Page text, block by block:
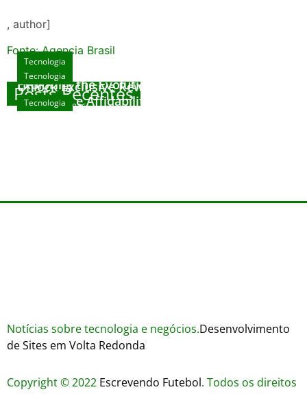
, author]
Fonte: Agencia Brasil
Posts Recentes
Tecnologia
Exploring the Evolution of Online Slot Games
agosto 7, 2026
Tecnologia
Unlock Exclusive Rewards at The Big Dog
House
Tecnologia
Sicurezza e Affidabilità di Mr Nulls Wicked
Wares
Tecnologia
Notícias sobre tecnologia e negócios.Desenvolvimento
de Sites em Volta Redonda
Copyright © 2022 Escrevendo Futebol. Todos os direitos